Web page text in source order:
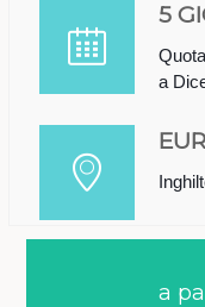
5
a
a